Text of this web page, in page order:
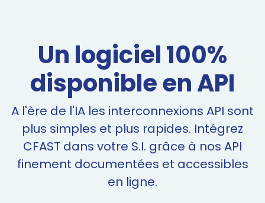
Un logiciel 100%
disponible enAPI
A l'ère de l'IA les interconnexions API sont
plus simples et plus rapides. Intégrez
CFAST dans votre S.I. grâce à nos API
finement documentées et accessibles
en ligne.